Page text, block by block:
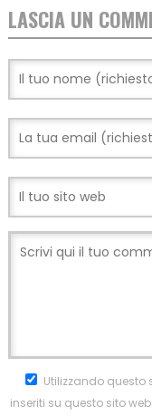
LASCIA UN
Utilizzando
inseriti su questo sito